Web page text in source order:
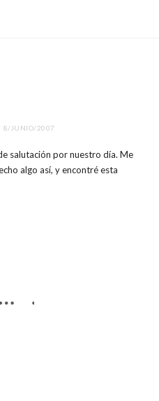
8/JUNIO/2007
salutación por nuestro día. Me
algo así, y encontré esta